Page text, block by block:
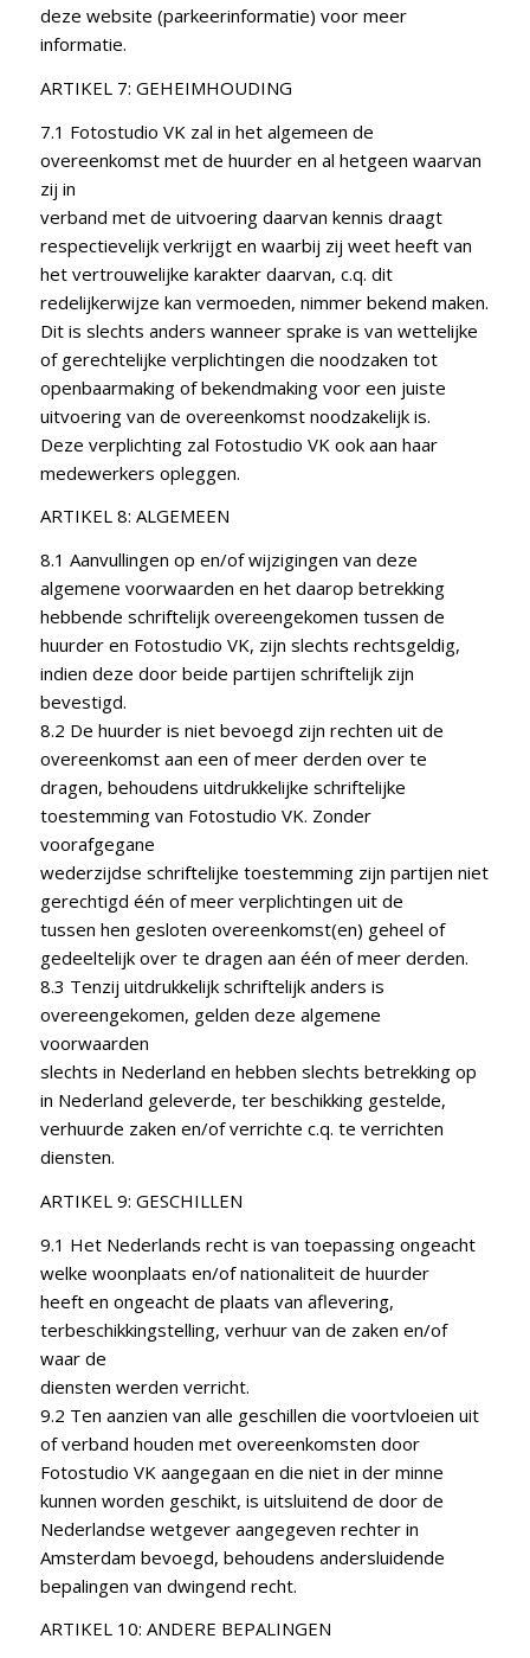
deze website (parkeerinformatie) voor meer
informatie.
ARTIKEL 7: GEHEIMHOUDING
7.1 Fotostudio VK zal in het algemeen de
overeenkomst met de huurder en al hetgeen waarvan
zij in
verband met de uitvoering daarvan kennis draagt
respectievelijk verkrijgt en waarbij zij weet heeft van
het vertrouwelijke karakter daarvan, c.q. dit
redelijkerwijze kan vermoeden, nimmer bekend maken.
Dit is slechts anders wanneer sprake is van wettelijke
of gerechtelijke verplichtingen die noodzaken tot
openbaarmaking of bekendmaking voor een juiste
uitvoering van de overeenkomst noodzakelijk is.
Deze verplichting zal Fotostudio VK ook aan haar
medewerkers opleggen.
ARTIKEL 8: ALGEMEEN
8.1 Aanvullingen op en/of wijzigingen van deze
algemene voorwaarden en het daarop betrekking
hebbende schriftelijk overeengekomen tussen de
huurder en Fotostudio VK, zijn slechts rechtsgeldig,
indien deze door beide partijen schriftelijk zijn
bevestigd.
8.2 De huurder is niet bevoegd zijn rechten uit de
overeenkomst aan een of meer derden over te
dragen, behoudens uitdrukkelijke schriftelijke
toestemming van Fotostudio VK. Zonder
voorafgegane
wederzijdse schriftelijke toestemming zijn partijen niet
gerechtigd één of meer verplichtingen uit de
tussen hen gesloten overeenkomst(en) geheel of
gedeeltelijk over te dragen aan één of meer derden.
8.3 Tenzij uitdrukkelijk schriftelijk anders is
overeengekomen, gelden deze algemene
voorwaarden
slechts in Nederland en hebben slechts betrekking op
in Nederland geleverde, ter beschikking gestelde,
verhuurde zaken en/of verrichte c.q. te verrichten
diensten.
ARTIKEL 9: GESCHILLEN
9.1 Het Nederlands recht is van toepassing ongeacht
welke woonplaats en/of nationaliteit de huurder
heeft en ongeacht de plaats van aflevering,
terbeschikkingstelling, verhuur van de zaken en/of
waar de
diensten werden verricht.
9.2 Ten aanzien van alle geschillen die voortvloeien uit
of verband houden met overeenkomsten door
Fotostudio VK aangegaan en die niet in der minne
kunnen worden geschikt, is uitsluitend de door de
Nederlandse wetgever aangegeven rechter in
Amsterdam bevoegd, behoudens andersluidende
bepalingen van dwingend recht.
ARTIKEL 10: ANDERE BEPALINGEN